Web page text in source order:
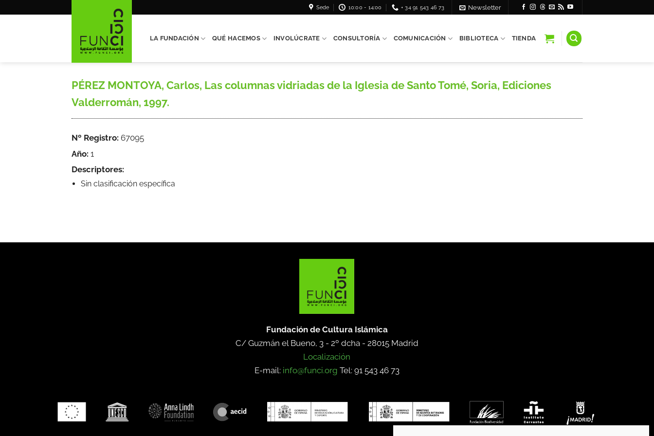
Sede 10:00 - 14:00 + 34 91 543 46 73 Newsletter
LA FUNDACIÓN QUÉ HACEMOS INVOLÚCRATE CONSULTORÍA COMUNICACIÓN BIBLIOTECA TIENDA
PÉREZ MONTOYA, Carlos, Las columnas vidriadas de la Iglesia de Santo Tomé, Soria, Ediciones
Valderromán, 1997.
Nº Registro: 67095
Año: 1
Descriptores:
Sin clasificación específica
Fundación de Cultura Islámica
C/ Guzmán el Bueno, 3 - 2º dcha - 28015 Madrid
Localización
E-mail: info@funci.org Tel: 91 543 46 73